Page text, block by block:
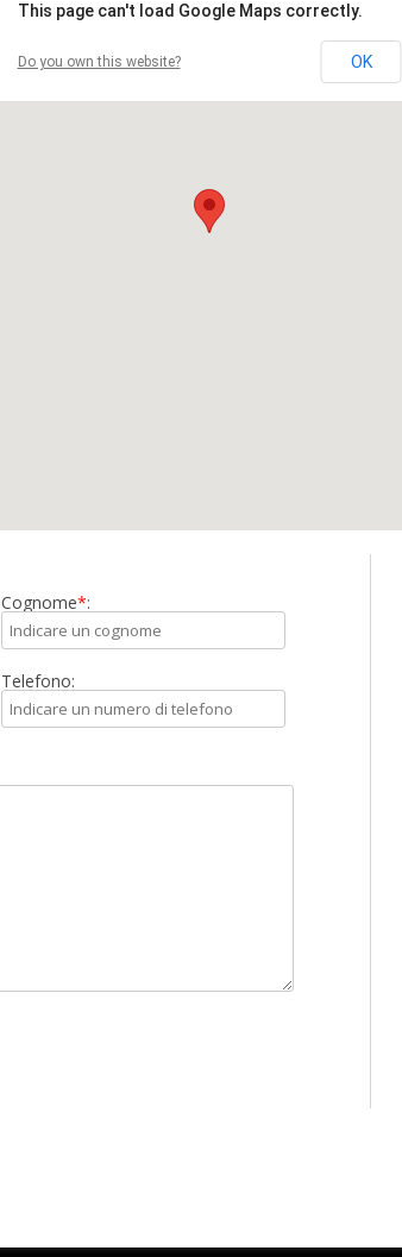
This page can't load Google Maps correctly.
Do you own this website? OK
Cognome*:
Telefono: